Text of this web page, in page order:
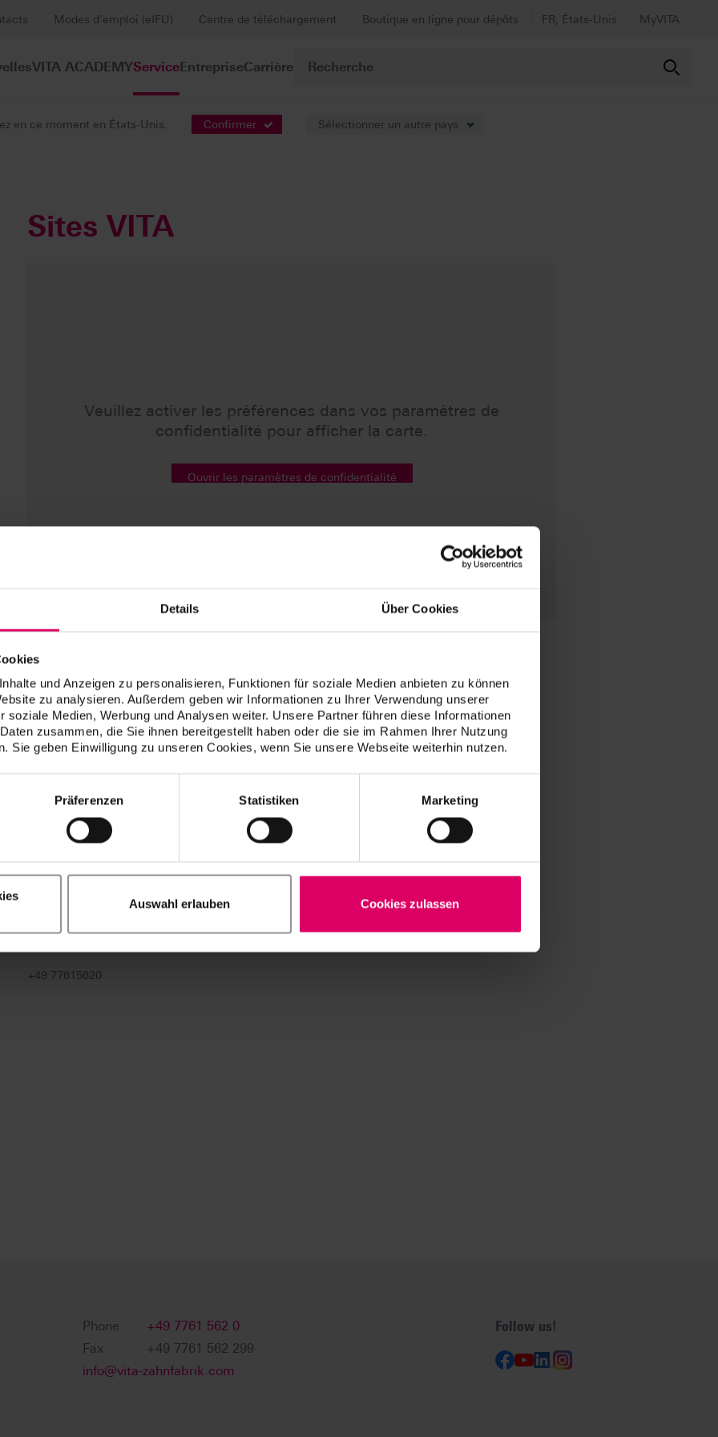
Details Über Cookies
und Anzeigen zu personalisieren, Funktionen für soziale Medien anbieten zu können
zu analysieren. Außerdem geben wir Informationen zu Ihrer Verwendung unserer
soziale Medien, Werbung und Analysen weiter. Unsere Partner führen diese Informationen
zusammen, die Sie ihnen bereitgestellt haben oder die sie im Rahmen Ihrer Nutzung
Sie geben Einwilligung zu unseren Cookies, wenn Sie unsere Webseite weiterhin nutzen.
Präferenzen Statistiken Marketing
Auswahl erlauben Cookies zulassen
Modes d’emploi (eIFU) Centre de téléchargement Boutique en ligne pour dépôts FR, États-Unis MyVITA
VITA ACADEMYServiceEntrepriseCarrière
en ce moment en États-Unis. Confirmer
Sélectionner un autre pays
Sites VITA
Veuillez activer les préférences dans vos paramètres de
confidentialité pour afficher la carte.
Ouvrir les paramètres de confidentialité
VITA Zahnfabrik H. Rauter GmbH & Co. KG
Spitalgasse 3
D-79713 Bad Säckingen
+49 77615620
Ballyweg 6
D-79713 Bad Säckingen
VITA Zahnfabrik H. Rauter GmbH & Co. KG
+49 77615620
Phone
+49 7761 562 0
Fax
+49 7761 562 299
info@vita-zahnfabrik.com
Follow us!